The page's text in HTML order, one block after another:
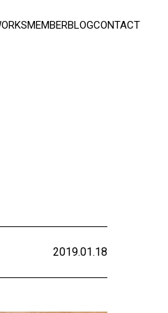
MEMBERBLOGCONTACT
2019.01.18